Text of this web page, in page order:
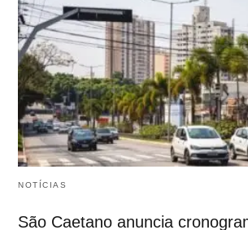
NOTÍCIAS
São Caetano anuncia